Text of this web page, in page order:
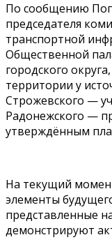
По сообщению
председателя
транспортной
Общественной
городского
территории у
Строжевского —
Радонежского —
утверждённым
На текущий
элементы
представленные
демонстрируют